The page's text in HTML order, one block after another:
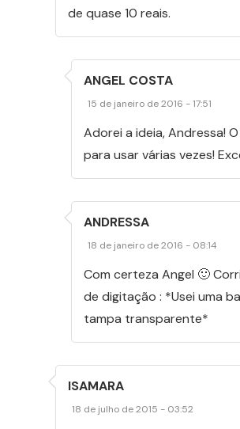
de quase 10 reais.
ANGEL COSTA
15 de janeiro de 2016 - 17:51
Adorei a ideia, Andressa!
para usar várias vezes!
ANDRESSA
18 de janeiro de 2016 - 08:14
Com certeza Angel 🙂
de digitação : *Usei uma
tampa transparente*
ISAMARA
18 de julho de 2015 - 03:52